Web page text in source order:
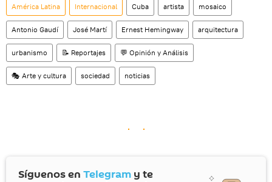
América Latina Internacional Cuba artista mosaico
Antonio Gaudí José Martí Ernest Hemingway arquitectura
urbanismo 📝 Reportajes 💬 Opinión y Análisis
🎭 Arte y cultura sociedad noticias
Síguenos en Telegram y te